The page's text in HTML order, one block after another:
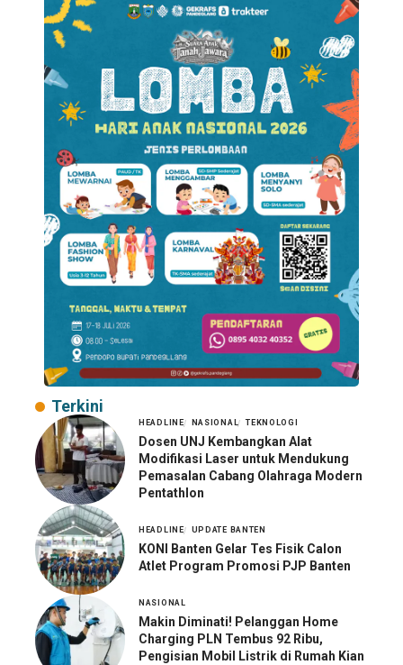
Terkini
HEADLINE NASIONAL TEKNOLOGI
Dosen UNJ Kembangkan Alat
Modifikasi Laser untuk Mendukung
Pemasalan Cabang Olahraga Modern
Pentathlon
HEADLINE UPDATE BANTEN
KONI Banten Gelar Tes Fisik Calon
Atlet Program Promosi PJP Banten
NASIONAL
Makin Diminati! Pelanggan Home
Charging PLN Tembus 92 Ribu,
Pengisian Mobil Listrik di Rumah Kian